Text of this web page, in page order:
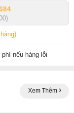
nếu hàng lỗi
Xem Thêm